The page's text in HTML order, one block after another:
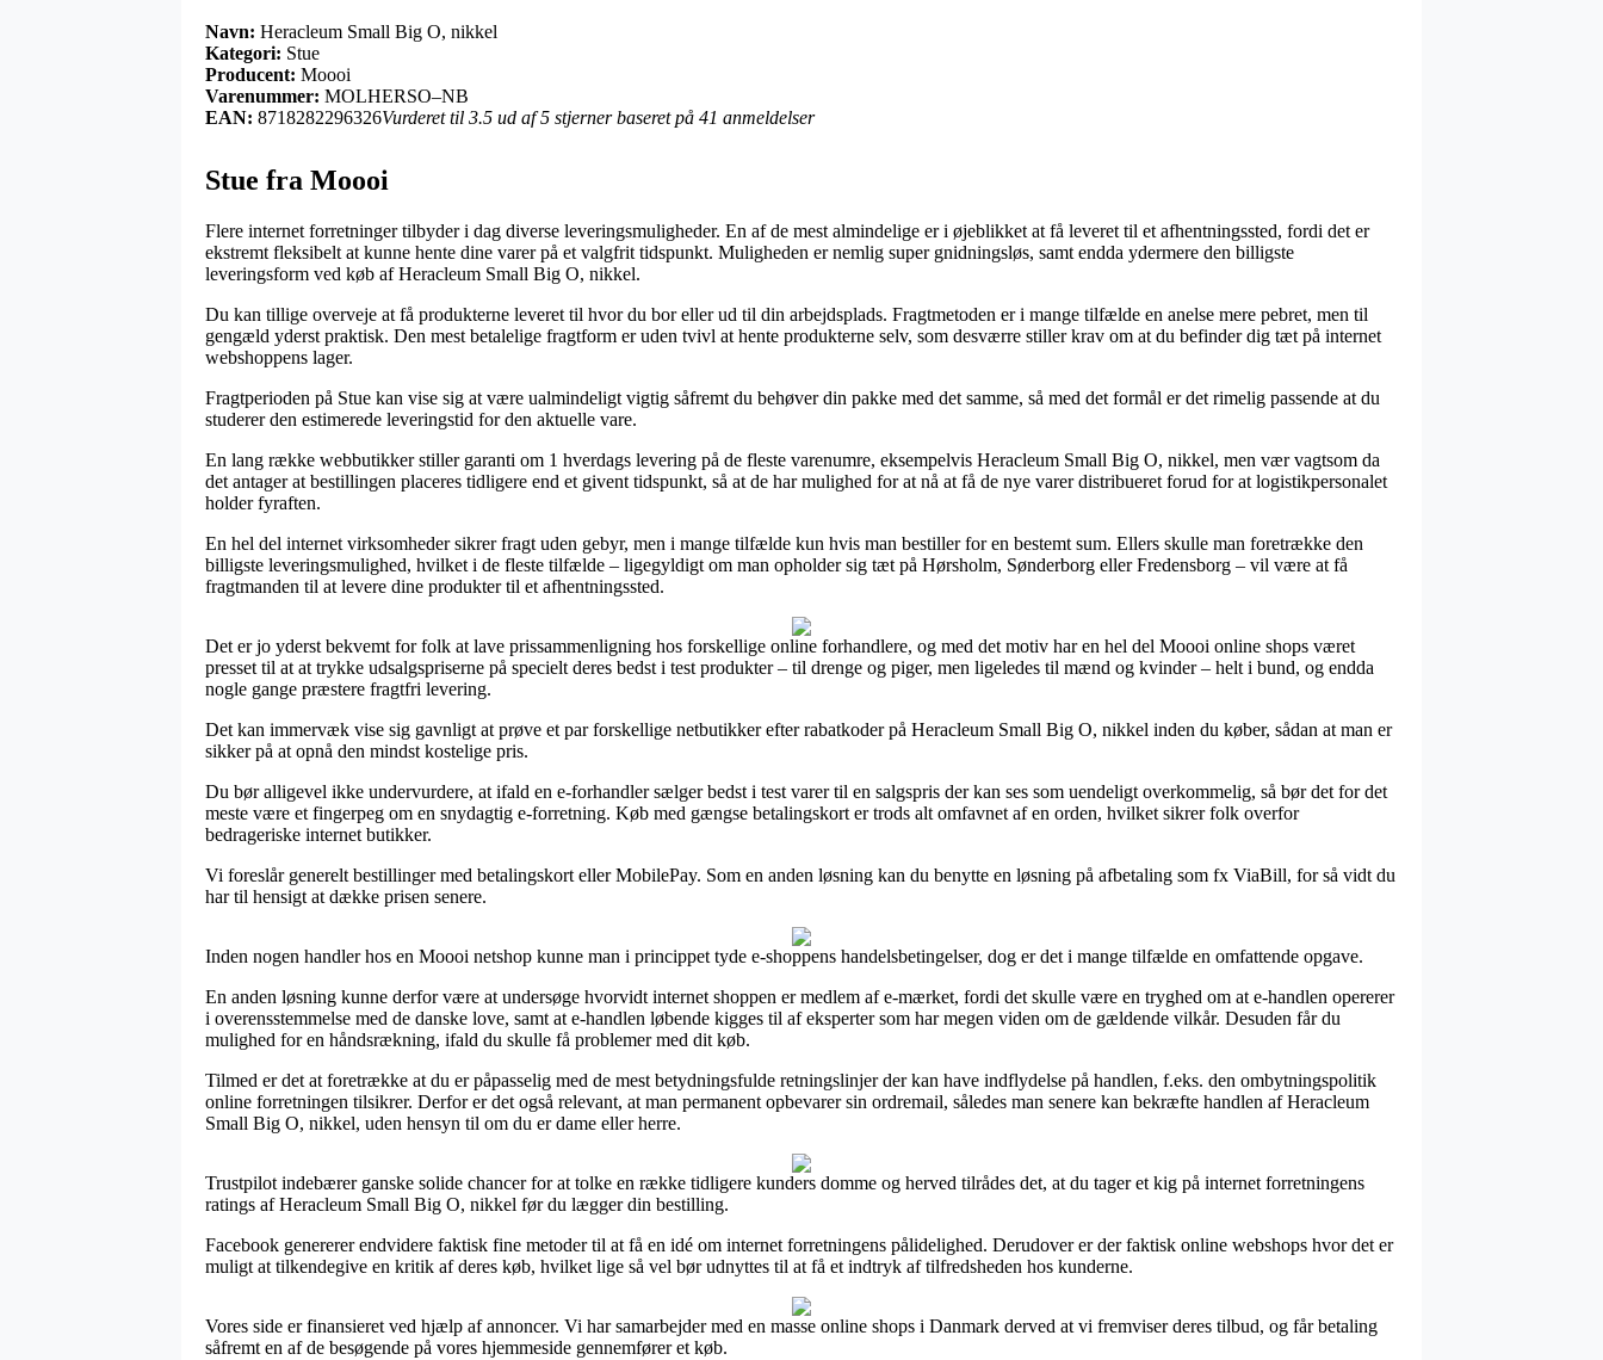
Navn: Heracleum Small Big O, nikkel
Kategori: Stue
Producent: Moooi
Varenummer: MOLHERSO–NB
EAN: 8718282296326Vurderet til 3.5 ud af 5 stjerner baseret på 41 anmeldelser
Stue fra Moooi
Flere internet forretninger tilbyder i dag diverse leveringsmuligheder. En af de mest almindelige er i øjeblikket at få leveret til et afhentningssted, fordi det er
ekstremt fleksibelt at kunne hente dine varer på et valgfrit tidspunkt. Muligheden er nemlig super gnidningsløs, samt endda ydermere den billigste
leveringsform ved køb af Heracleum Small Big O, nikkel.
Du kan tillige overveje at få produkterne leveret til hvor du bor eller ud til din arbejdsplads. Fragtmetoden er i mange tilfælde en anelse mere pebret, men til
gengæld yderst praktisk. Den mest betalelige fragtform er uden tvivl at hente produkterne selv, som desværre stiller krav om at du befinder dig tæt på internet
webshoppens lager.
Fragtperioden på Stue kan vise sig at være ualmindeligt vigtig såfremt du behøver din pakke med det samme, så med det formål er det rimelig passende at du
studerer den estimerede leveringstid for den aktuelle vare.
En lang række webbutikker stiller garanti om 1 hverdags levering på de fleste varenumre, eksempelvis Heracleum Small Big O, nikkel, men vær vagtsom da
det antager at bestillingen placeres tidligere end et givent tidspunkt, så at de har mulighed for at nå at få de nye varer distribueret forud for at logistikpersonalet
holder fyraften.
En hel del internet virksomheder sikrer fragt uden gebyr, men i mange tilfælde kun hvis man bestiller for en bestemt sum. Ellers skulle man foretrække den
billigste leveringsmulighed, hvilket i de fleste tilfælde – ligegyldigt om man opholder sig tæt på Hørsholm, Sønderborg eller Fredensborg – vil være at få
fragtmanden til at levere dine produkter til et afhentningssted.
Det er jo yderst bekvemt for folk at lave prissammenligning hos forskellige online forhandlere, og med det motiv har en hel del Moooi online shops været
presset til at at trykke udsalgspriserne på specielt deres bedst i test produkter – til drenge og piger, men ligeledes til mænd og kvinder – helt i bund, og endda
nogle gange præstere fragtfri levering.
Det kan immervæk vise sig gavnligt at prøve et par forskellige netbutikker efter rabatkoder på Heracleum Small Big O, nikkel inden du køber, sådan at man er
sikker på at opnå den mindst kostelige pris.
Du bør alligevel ikke undervurdere, at ifald en e-forhandler sælger bedst i test varer til en salgspris der kan ses som uendeligt overkommelig, så bør det for det
meste være et fingerpeg om en snydagtig e-forretning. Køb med gængse betalingskort er trods alt omfavnet af en orden, hvilket sikrer folk overfor
bedrageriske internet butikker.
Vi foreslår generelt bestillinger med betalingskort eller MobilePay. Som en anden løsning kan du benytte en løsning på afbetaling som fx ViaBill, for så vidt du
har til hensigt at dække prisen senere.
Inden nogen handler hos en Moooi netshop kunne man i princippet tyde e-shoppens handelsbetingelser, dog er det i mange tilfælde en omfattende opgave.
En anden løsning kunne derfor være at undersøge hvorvidt internet shoppen er medlem af e-mærket, fordi det skulle være en tryghed om at e-handlen opererer
i overensstemmelse med de danske love, samt at e-handlen løbende kigges til af eksperter som har megen viden om de gældende vilkår. Desuden får du
mulighed for en håndsrækning, ifald du skulle få problemer med dit køb.
Tilmed er det at foretrække at du er påpasselig med de mest betydningsfulde retningslinjer der kan have indflydelse på handlen, f.eks. den ombytningspolitik
online forretningen tilsikrer. Derfor er det også relevant, at man permanent opbevarer sin ordremail, således man senere kan bekræfte handlen af Heracleum
Small Big O, nikkel, uden hensyn til om du er dame eller herre.
Trustpilot indebærer ganske solide chancer for at tolke en række tidligere kunders domme og herved tilrådes det, at du tager et kig på internet forretningens
ratings af Heracleum Small Big O, nikkel før du lægger din bestilling.
Facebook genererer endvidere faktisk fine metoder til at få en idé om internet forretningens pålidelighed. Derudover er der faktisk online webshops hvor det er
muligt at tilkendegive en kritik af deres køb, hvilket lige så vel bør udnyttes til at få et indtryk af tilfredsheden hos kunderne.
Vores side er finansieret ved hjælp af annoncer. Vi har samarbejder med en masse online shops i Danmark derved at vi fremviser deres tilbud, og får betaling
såfremt en af de besøgende på vores hjemmeside gennemfører et køb.